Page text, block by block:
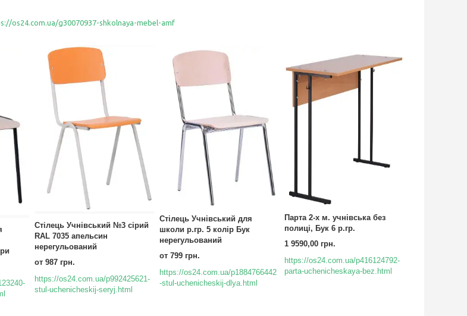
os24.com.ua/g30070937-shkolnaya-mebel-amf
Стілець Учнівський №3 сірий
RAL 7035 апельсин
нерегульований
от 987 грн.
https://os24.com.ua/p992425621-
stul-uchenicheskij-seryj.html
Стілець Учнівський для
школи р.гр. 5 колір Бук
нерегульований
от 799 грн.
https://os24.com.ua/p1884766442
-stul-uchenicheskij-dlya.html
Парта 2-х м. учнівська без
полиці, Бук 6 р.гр.
1 9590,00 грн.
https://os24.com.ua/p416124792-
parta-uchenicheskaya-bez.html